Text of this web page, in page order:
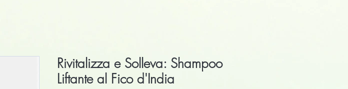
Rivitalizza e Solleva: Shampoo
Liftante al Fico d'India